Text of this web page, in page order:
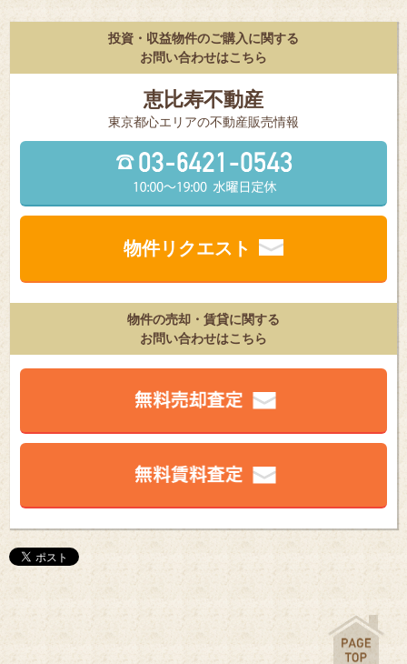
投資・収益物件のご購入に関する
お問い合わせはこちら
恵比寿不動産
東京都⼼エリアの不動産販売情報
物件リクエスト
物件の売却・賃貸に関する
お問い合わせはこちら